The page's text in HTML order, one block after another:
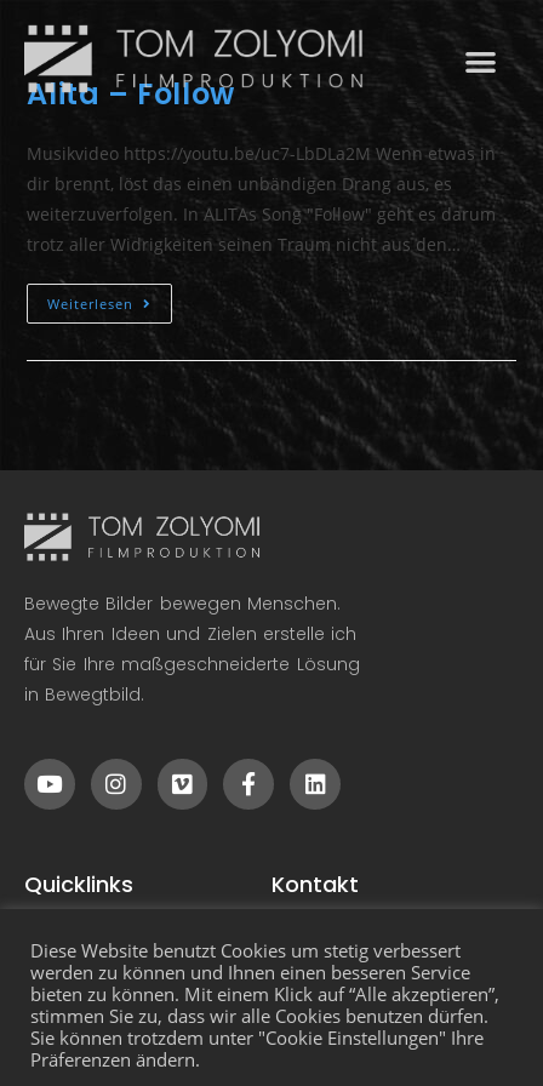
Alita – Follow
Musikvideo https://youtu.be/uc7-LbDLa2M Wenn etwas in
dir brennt, löst das einen unbändigen Drang aus, es
weiterzuverfolgen. In ALITAs Song "Follow" geht es darum
trotz aller Widrigkeiten seinen Traum nicht aus den…
Weiterlesen
Bewegte Bilder bewegen Menschen.
Aus Ihren Ideen und Zielen erstelle ich
für Sie Ihre maßgeschneiderte Lösung
in Bewegtbild.
Quicklinks
Produktionsablauf
Filmcrew
FAQ
Impressum
Kontakt
info@tomzolyomi.de
Schloßstr. 19
73433 Aalen
Diese Website benutzt Cookies um stetig verbessert
werden zu können und Ihnen einen besseren Service
bieten zu können. Mit einem Klick auf “Alle akzeptieren”,
stimmen Sie zu, dass wir alle Cookies benutzen dürfen.
Sie können trotzdem unter "Cookie Einstellungen" Ihre
Präferenzen ändern.